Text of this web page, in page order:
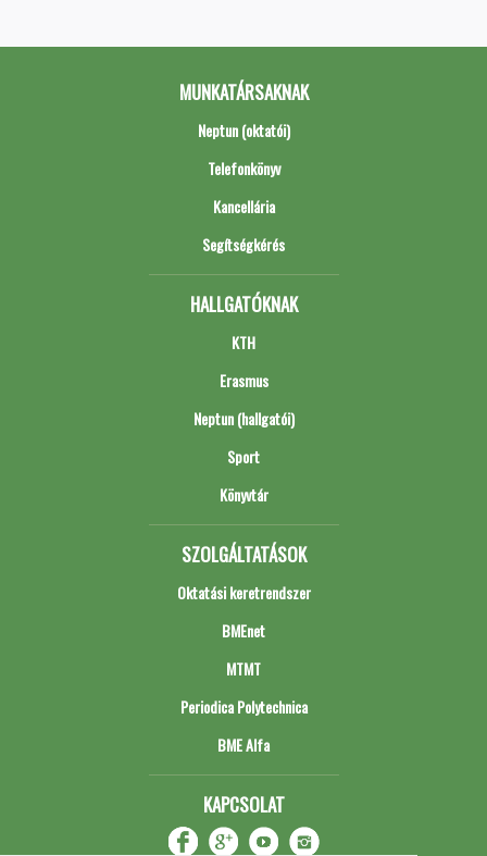
MUNKATÁRSAKNAK
Neptun (oktatói)
Telefonkönyv
Kancellária
Segítségkérés
HALLGATÓKNAK
KTH
Erasmus
Neptun (hallgatói)
Sport
Könyvtár
SZOLGÁLTATÁSOK
Oktatási keretrendszer
BMEnet
MTMT
Periodica Polytechnica
BME Alfa
KAPCSOLAT